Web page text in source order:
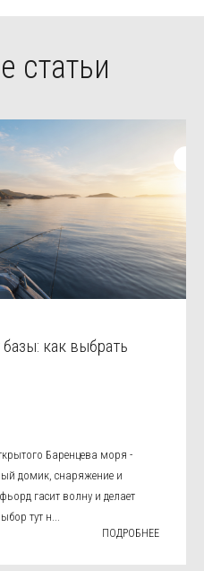
статьи
как выбрать
Баренцева моря -
домик, снаряжение и
гасит волну и делает
тут н...
ПОДРОБНЕЕ